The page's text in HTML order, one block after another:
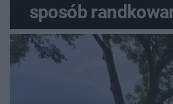
sposób